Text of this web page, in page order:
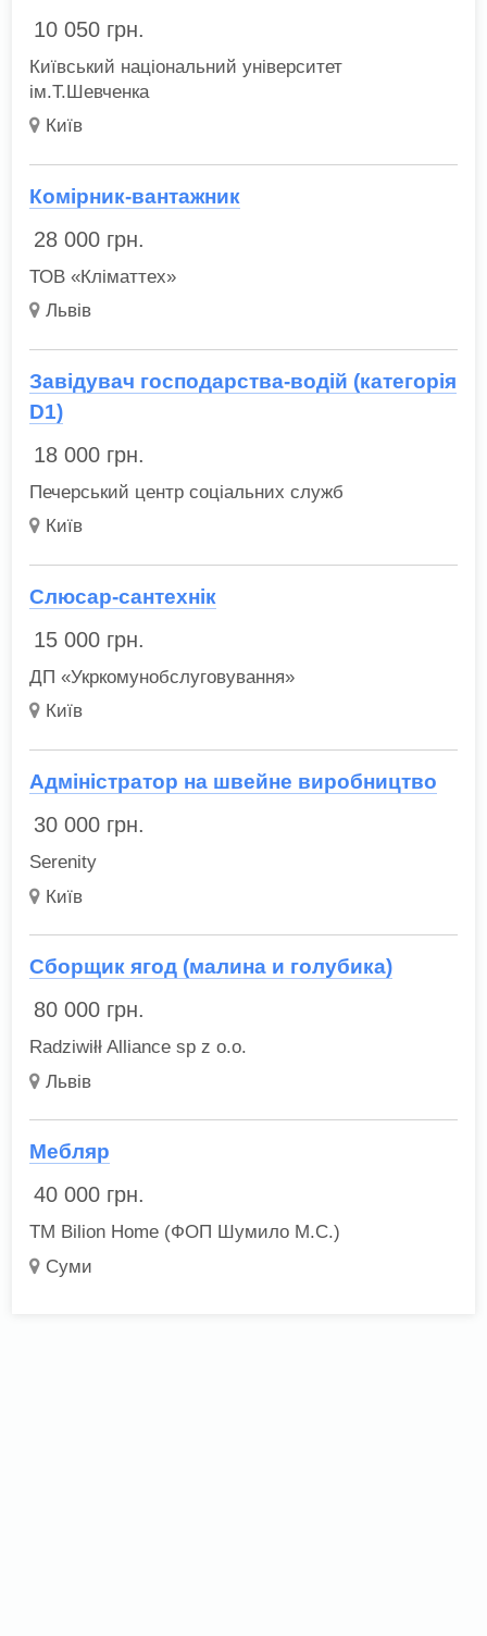
10 050 грн.
Київський національний університет
ім.Т.Шевченка
Київ
Комірник-вантажник
28 000 грн.
ТОВ «Кліматтех»
Львів
Завідувач господарства-водій (категорія
D1)
18 000 грн.
Печерський центр соціальних служб
Київ
Слюсар-сантехнік
15 000 грн.
ДП «Укркомунобслуговування»
Київ
Адміністратор на швейне виробництво
30 000 грн.
Serenity
Київ
Сборщик ягод (малина и голубика)
80 000 грн.
Radziwiłł Alliance sp z o.o.
Львів
Мебляр
40 000 грн.
ТМ Bilion Home (ФОП Шумило М.С.)
Суми